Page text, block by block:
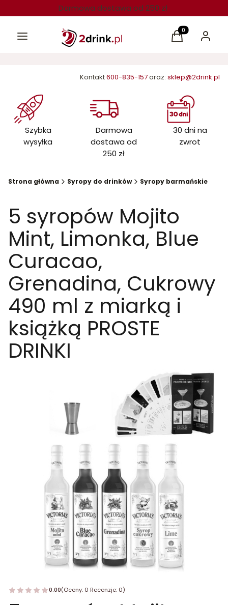
Darmowa dostawa od 250 zł
Menu Produkty w
Koszyk Zaloguj
Kontakt600-835-157oraz: sklep@2drink.pl
Szybka
wysyłka
Darmowa
dostawa od
250 zł
30 dni na
zwrot
Strona główna Syropy do drinków Syropy barmańskie
5 syropów Mojito
Mint, Limonka, Blue
Curacao,
Grenadina, Cukrowy
490 ml z miarką i
książką PROSTE
DRINKI
0.00(Oceny: 0 Recenzje: 0)